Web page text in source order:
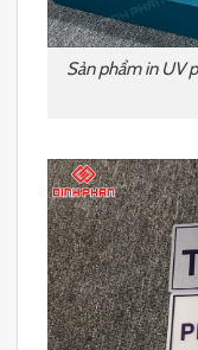
Sản phẩm in UV